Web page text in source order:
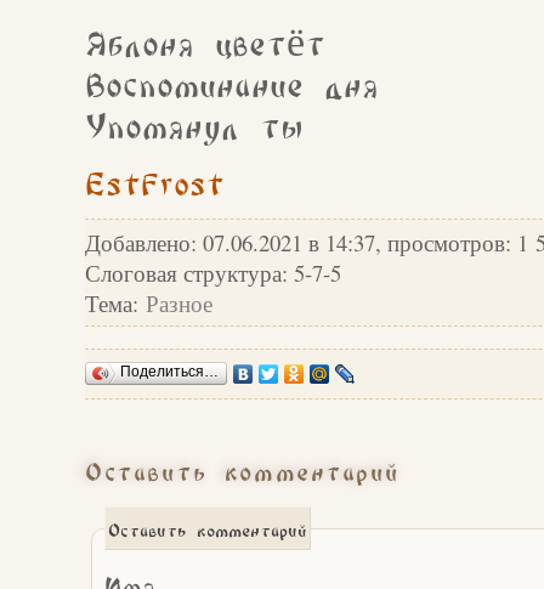
Яблоня цветёт
Воспоминание дня
Упомянул ты
EstFrost
Добавлено: 07.06.2021 в 14:37, просмотров: 1
Слоговая структура: 5-7-5
Тема: Разное
Поделиться…
Оставить комментарий
Оставить комментарий